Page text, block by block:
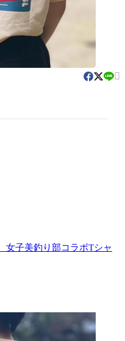

子美釣り部コラボTシャ